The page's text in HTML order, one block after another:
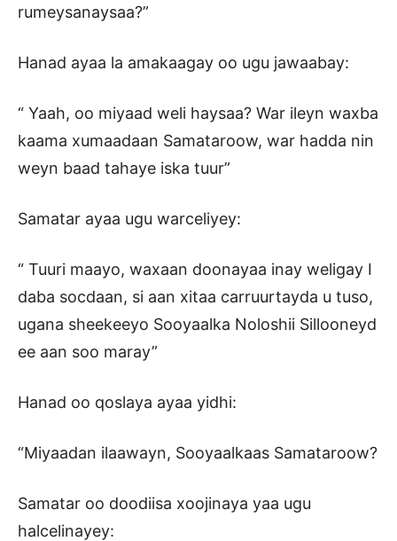
rumeysanaysaa?”
Hanad ayaa la amakaagay oo ugu jawaabay:
“ Yaah, oo miyaad weli haysaa? War ileyn waxba
kaama xumaadaan Samataroow, war hadda nin
weyn baad tahaye iska tuur”
Samatar ayaa ugu warceliyey:
“ Tuuri maayo, waxaan doonayaa inay weligay I
daba socdaan, si aan xitaa carruurtayda u tuso,
ugana sheekeeyo Sooyaalka Noloshii Sillooneyd
ee aan soo maray”
Hanad oo qoslaya ayaa yidhi:
“Miyaadan ilaawayn, Sooyaalkaas Samataroow?
Samatar oo doodiisa xoojinaya yaa ugu
halcelinayey: